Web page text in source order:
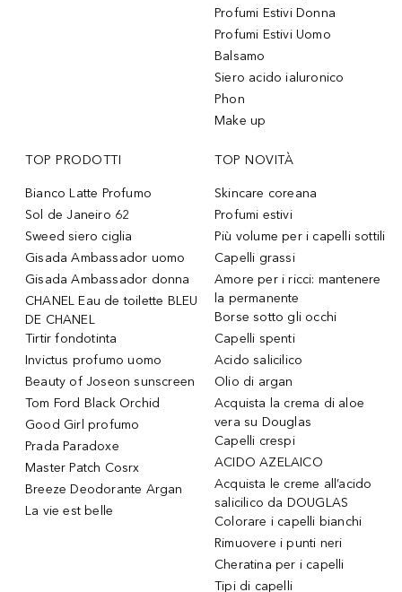
Profumi Estivi Donna
Profumi Estivi Uomo
Balsamo
Siero acido ialuronico
Phon
Make up
TOP PRODOTTI
Bianco Latte Profumo
Sol de Janeiro 62
Sweed siero ciglia
Gisada Ambassador uomo
Gisada Ambassador donna
CHANEL Eau de toilette BLEU
DE CHANEL
Tirtir fondotinta
Invictus profumo uomo
Beauty of Joseon sunscreen
Tom Ford Black Orchid
Good Girl profumo
Prada Paradoxe
Master Patch Cosrx
Breeze Deodorante Argan
La vie est belle
TOP NOVITÀ
Skincare coreana
Profumi estivi
Più volume per i capelli sottili
Capelli grassi
Amore per i ricci: mantenere
la permanente
Borse sotto gli occhi
Capelli spenti
Acido salicilico
Olio di argan
Acquista la crema di aloe
vera su Douglas
Capelli crespi
ACIDO AZELAICO
Acquista le creme all’acido
salicilico da DOUGLAS
Colorare i capelli bianchi
Rimuovere i punti neri
Cheratina per i capelli
Tipi di capelli